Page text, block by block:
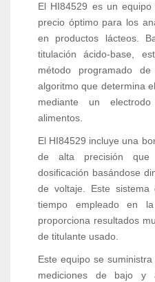
El HI84529 es un
precio óptimo para los
en productos lácteos.
titulación ácido-base,
método programado
algoritmo que determina
mediante un
alimentos.
El HI84529 incluye una
de alta precisión
dosificación basándose
de voltaje. Este sistema
tiempo empleado en
proporciona resultados
de titulante usado.
Este equipo se
mediciones de bajo y